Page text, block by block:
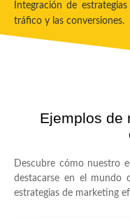
Integración de
tráfico y las conversiones.
Ejemplos de
Descubre cómo nuestro
destacarse en el mundo
estrategias de marketing